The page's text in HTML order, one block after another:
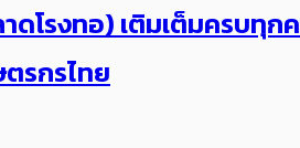
ดโรงทอ) เติมเต็มครบทุ
รกรไทย